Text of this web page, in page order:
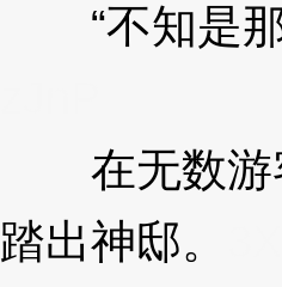
“不知是那
在无数游
踏出神邸。